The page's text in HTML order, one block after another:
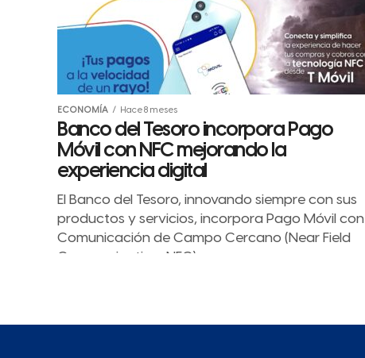
ECONOMÍA Hace 8 meses
Banco del Tesoro incorpora Pago
Móvil con NFC mejorando la
experiencia digital
El Banco del Tesoro, innovando siempre con sus
productos y servicios, incorpora Pago Móvil con
Comunicación de Campo Cercano (Near Field
Communication, NFC)